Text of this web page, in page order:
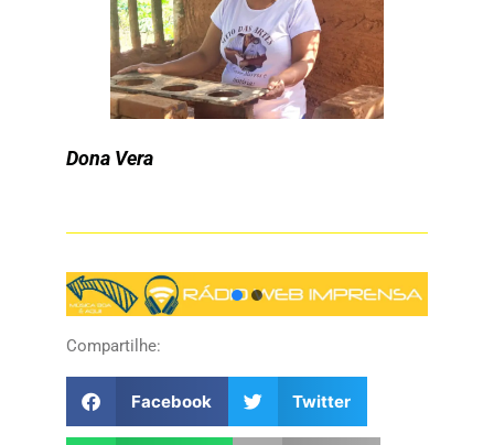
Dona Vera
Compartilhe:
Facebook Twitter